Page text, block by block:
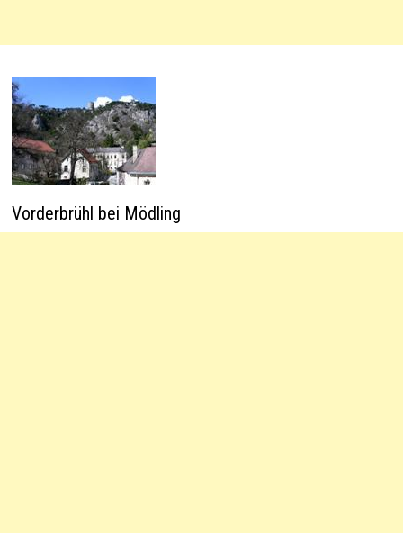
Vorderbrühl bei Mödling